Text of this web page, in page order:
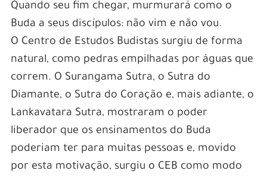
Quando seu fim chegar, murmurará como o
Buda a seus discípulos: não vim e não vou.
O Centro de Estudos Budistas surgiu de forma
natural, como pedras empilhadas por águas que
correm. O Surangama Sutra, o Sutra do
Diamante, o Sutra do Coração e, mais adiante, o
Lankavatara Sutra, mostraram o poder
liberador que os ensinamentos do Buda
poderiam ter para muitas pessoas e, movido
por esta motivação, surgiu o CEB como modo